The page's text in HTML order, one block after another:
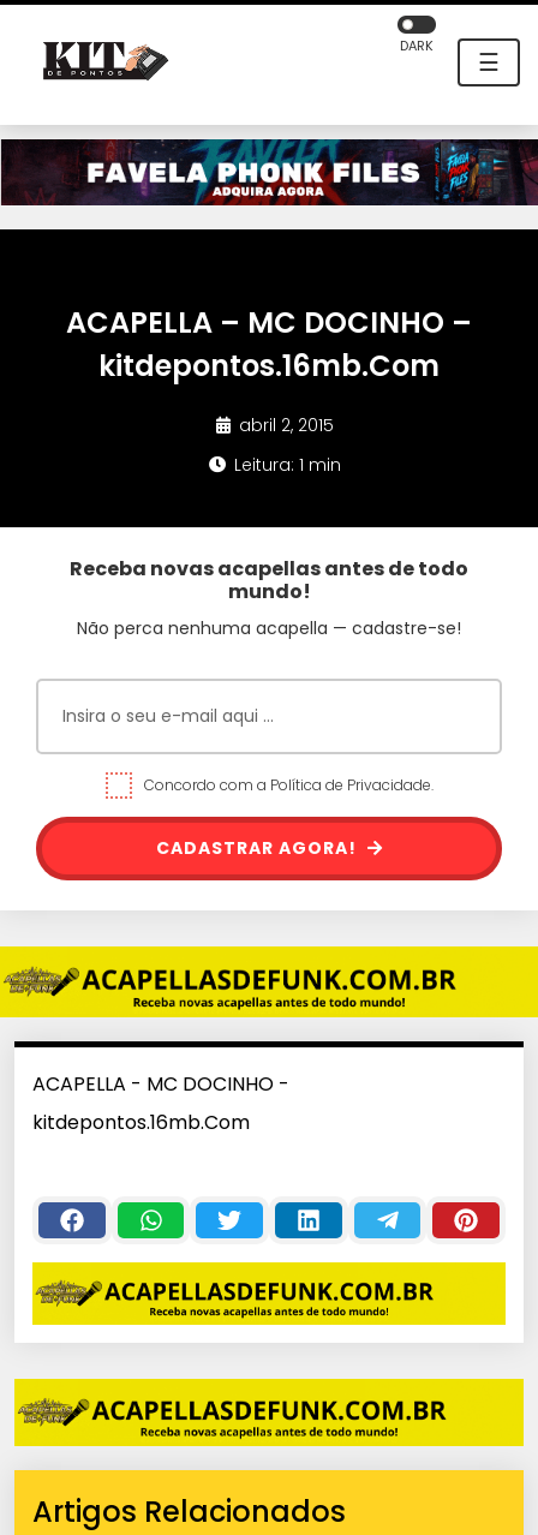
☰
DARK
ACAPELLA – MC DOCINHO –
kitdepontos.16mb.Com
abril 2, 2015
Leitura: 1 min
Receba novas acapellas antes de todo
mundo!
Não perca nenhuma acapella — cadastre-se!
Concordo com a Política de Privacidade.
CADASTRAR AGORA!
ACAPELLA - MC DOCINHO -
kitdepontos.16mb.Com
Artigos Relacionados